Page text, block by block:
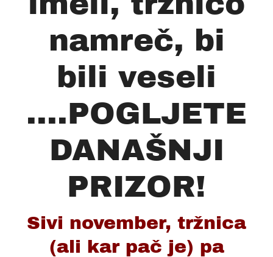
namreč, bi
bili veseli
....POGLJETE
DANAŠNJI
PRIZOR!
Sivi november, tržnica
(ali kar pač je) pa